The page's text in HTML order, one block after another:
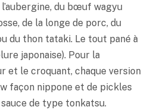
du bœuf wagyu
de la longe de porc, du
du thon tataki. Le tout pané à
japonaise). Pour la
et le croquant, chaque version
façon nippone et de pickles
sauce de type tonkatsu.